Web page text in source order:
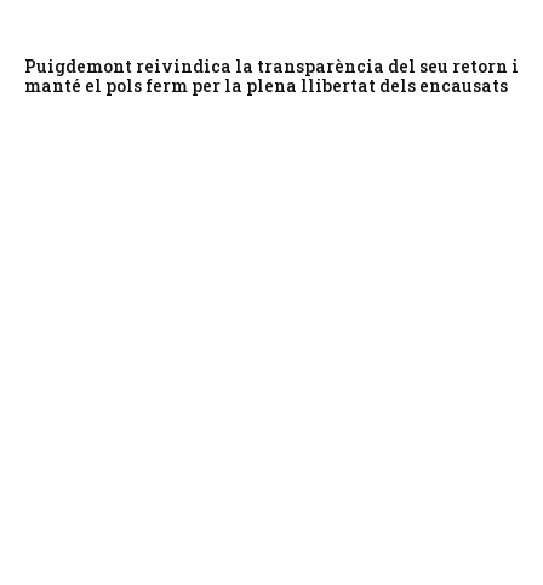
Puigdemont reivindica la transparència del seu retorn i
manté el pols ferm per la plena llibertat dels encausats